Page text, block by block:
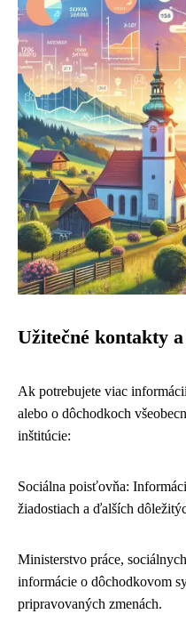
Užitečné kontakty
Ak potrebujete viac
alebo o dôchodkoch
inštitúcie:
Sociálna poisťovňa:
žiadostiach a ďalších
Ministerstvo práce,
informácie o dôchodkovom
pripravovaných zmenách.